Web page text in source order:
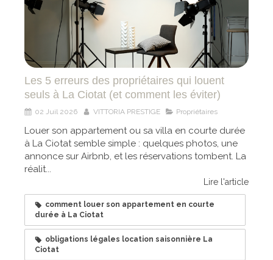
Les 5 erreurs des propriétaires qui louent
seuls à La Ciotat (et comment les éviter)
02 Juil 2026 VITTORIA PRESTIGE Propriétaires
Louer son appartement ou sa villa en courte durée
à La Ciotat semble simple : quelques photos, une
annonce sur Airbnb, et les réservations tombent. La
réalit...
Lire l'article
comment louer son appartement en courte
durée à La Ciotat
obligations légales location saisonnière La
Ciotat